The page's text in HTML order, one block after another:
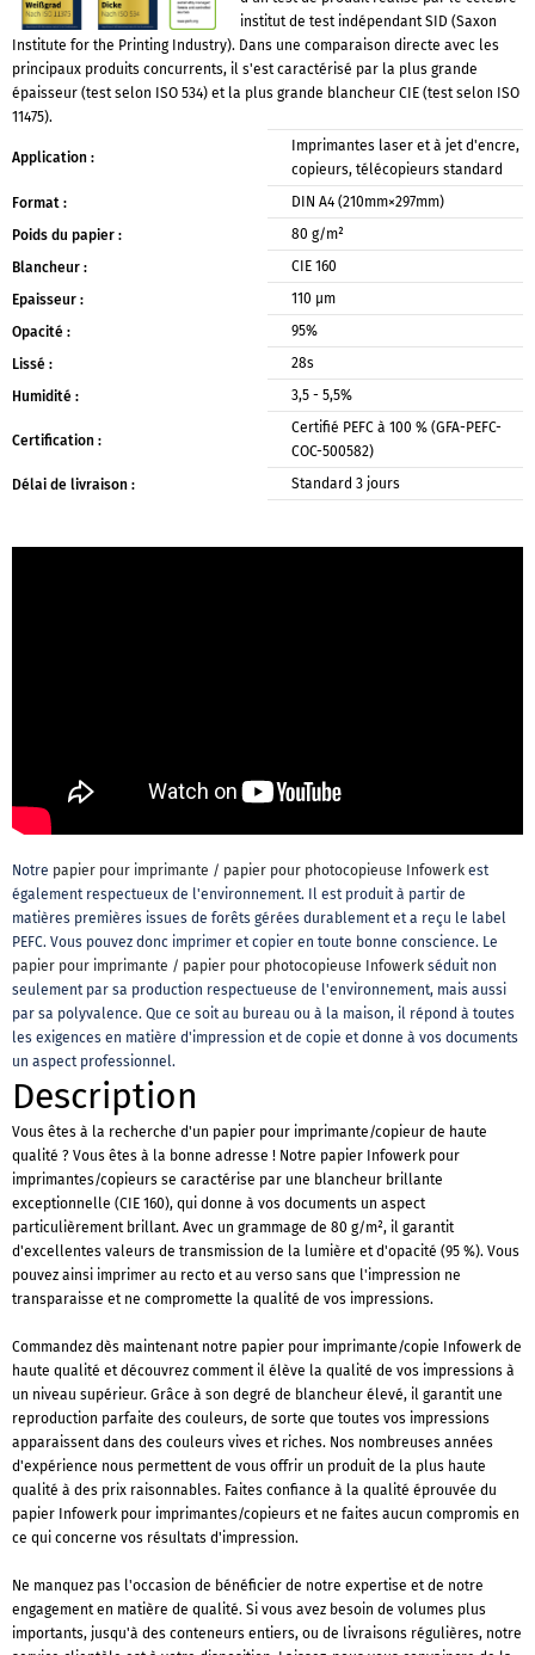
institut de test indépendant SID (Saxon
Institute for the Printing Industry). Dans une comparaison directe avec les
principaux produits concurrents, il s'est caractérisé par la plus grande
épaisseur (test selon ISO 534) et la plus grande blancheur CIE (test selon ISO
11475).
Application :
Imprimantes laser et à jet d'encre,
copieurs, télécopieurs standard
Format :
DIN A4 (210mm×297mm)
Poids du papier :
80 g/m²
Blancheur :
CIE 160
Epaisseur :
110 μm
Opacité :
95%
Lissé :
28s
Humidité :
3,5 - 5,5%
Certification :
Certifié PEFC à 100 % (GFA-PEFC-
COC-500582)
Délai de livraison :
Standard 3 jours
Notre papier pour imprimante / papier pour photocopieuse Infowerk est
également respectueux de l'environnement. Il est produit à partir de
matières premières issues de forêts gérées durablement et a reçu le label
PEFC. Vous pouvez donc imprimer et copier en toute bonne conscience. Le
papier pour imprimante / papier pour photocopieuse Infowerk séduit non
seulement par sa production respectueuse de l'environnement, mais aussi
par sa polyvalence. Que ce soit au bureau ou à la maison, il répond à toutes
les exigences en matière d'impression et de copie et donne à vos documents
un aspect professionnel.
Description
Vous êtes à la recherche d'un papier pour imprimante/copieur de haute
qualité ? Vous êtes à la bonne adresse ! Notre papier Infowerk pour
imprimantes/copieurs se caractérise par une blancheur brillante
exceptionnelle (CIE 160), qui donne à vos documents un aspect
particulièrement brillant. Avec un grammage de 80 g/m², il garantit
d'excellentes valeurs de transmission de la lumière et d'opacité (95 %). Vous
pouvez ainsi imprimer au recto et au verso sans que l'impression ne
transparaisse et ne compromette la qualité de vos impressions.
Commandez dès maintenant notre papier pour imprimante/copie Infowerk de
haute qualité et découvrez comment il élève la qualité de vos impressions à
un niveau supérieur. Grâce à son degré de blancheur élevé, il garantit une
reproduction parfaite des couleurs, de sorte que toutes vos impressions
apparaissent dans des couleurs vives et riches. Nos nombreuses années
d'expérience nous permettent de vous offrir un produit de la plus haute
qualité à des prix raisonnables. Faites confiance à la qualité éprouvée du
papier Infowerk pour imprimantes/copieurs et ne faites aucun compromis en
ce qui concerne vos résultats d'impression.
Ne manquez pas l'occasion de bénéficier de notre expertise et de notre
engagement en matière de qualité. Si vous avez besoin de volumes plus
importants, jusqu'à des conteneurs entiers, ou de livraisons régulières, notre